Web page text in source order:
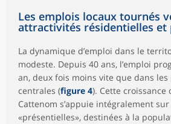
Les emplois locaux tournés
attractivités résidentielles et
La dynamique d’emploi dans le
modeste. Depuis 40 ans, l’emploi
an, deux fois moins vite que dans les
centrales (figure 4). Cette croissance
Cattenom s’appuie intégralement
«présentielles», destinées à la